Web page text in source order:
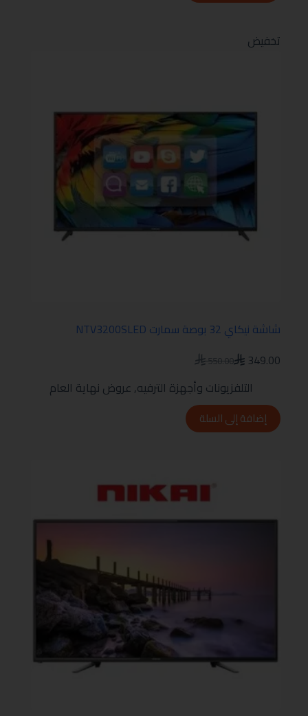
تخفيض
شاشة نيكاي 32 بوصة سمارت NTV3200SLED
550.00
349.00
التلفزيونات وأجهزة الترفيه, عروض نهاية العام
إضافة إلى السلة